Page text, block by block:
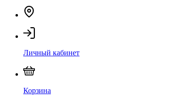
Личный кабинет
Корзина